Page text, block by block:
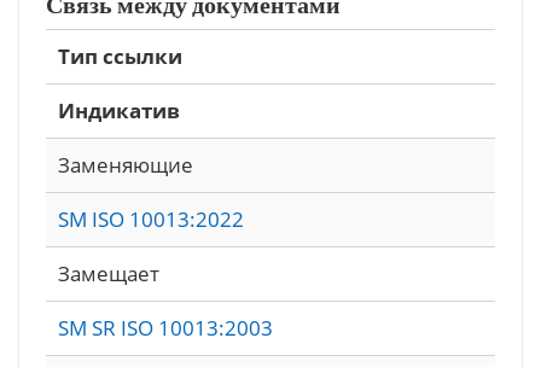
Тип ссылки
Индикатив
Заменяющие
SM ISO 10013:2022
Замещает
SM SR ISO 10013:2003